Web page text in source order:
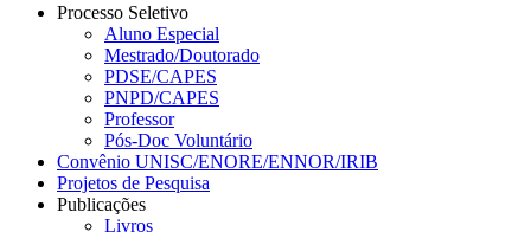
Processo Seletivo
Aluno Especial
Mestrado/Doutorado
PDSE/CAPES
PNPD/CAPES
Professor
Pós-Doc Voluntário
Convênio UNISC/ENORE/ENNOR/IRIB
Projetos de Pesquisa
Publicações
Livros